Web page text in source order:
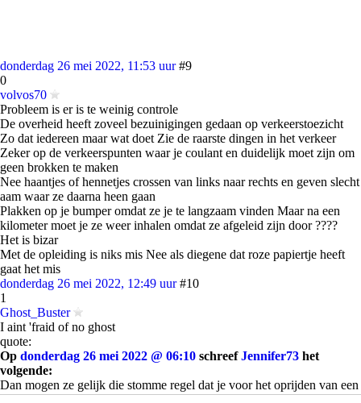
donderdag 26 mei 2022, 11:53 uur #9
0
volvos70
Probleem is er is te weinig controle
De overheid heeft zoveel bezuinigingen gedaan op verkeerstoezicht
Zo dat iedereen maar wat doet Zie de raarste dingen in het verkeer
Zeker op de verkeerspunten waar je coulant en duidelijk moet zijn om
geen brokken te maken
Nee haantjes of hennetjes crossen van links naar rechts en geven slecht
aam waar ze daarna heen gaan
Plakken op je bumper omdat ze je te langzaam vinden Maar na een
kilometer moet je ze weer inhalen omdat ze afgeleid zijn door ????
Het is bizar
Met de opleiding is niks mis Nee als diegene dat roze papiertje heeft
gaat het mis
donderdag 26 mei 2022, 12:49 uur #10
1
Ghost_Buster
I aint 'fraid of no ghost
quote:
Op donderdag 26 mei 2022 @ 06:10 schreefJennifer73 het
volgende:
Dan mogen ze gelijk die stomme regel dat je voor het oprijden van een
rotonde richting naar links moet geven als je driekwart de rotonde over